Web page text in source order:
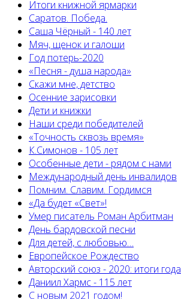
Итоги книжной ярмарки
Саратов. Победа.
Саша Чёрный - 140 лет
Мяч, щенок и галоши
Год потерь-2020
«Песня - душа народа»
Скажи мне, детство
Осенние зарисовки
Дети и книжки
Наши среди победителей
«Точность сквозь время»
К.Симонов - 105 лет
Особенные дети - рядом с нами
Международный день инвалидов
Помним. Славим. Гордимся
«Да будет «Свет»!
Умер писатель Роман Арбитман
День бардовской песни
Для детей, с любовью…
Европейскоe Рождество
Авторский союз - 2020: итоги года
Даниил Хармс - 115 лет
С новым 2021 годом!